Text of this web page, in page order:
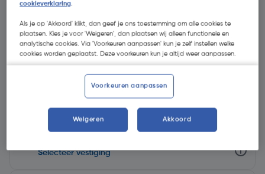
| Excl. btw € 12,98
Selecteer vestiging
cookieverklaring.
Als je op 'Akkoord' klikt, dan geef je ons toestemming om alle cookies te
plaatsen. Kies je voor 'Weigeren', dan plaatsen wij alleen functionele en
analytische cookies. Via 'Voorkeuren aanpassen' kun je zelf instellen welke
cookies worden geplaatst. Deze voorkeuren kun je altijd weer aanpassen.
Voorkeuren aanpassen
Weigeren Akkoord